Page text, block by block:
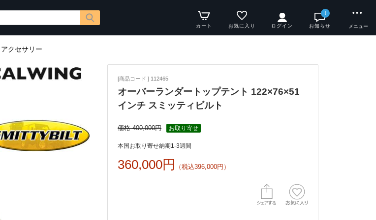
カート お気に入り ログイン
!
お知らせ メニュー
アクセサリー
[商品コード ] 112465
オーバーランダートップテント 122×76×51
インチ スミッティビルト
価格 400,000円 お取り寄せ
本国お取り寄せ納期1-3週間
360,000円 （税込396,000円）